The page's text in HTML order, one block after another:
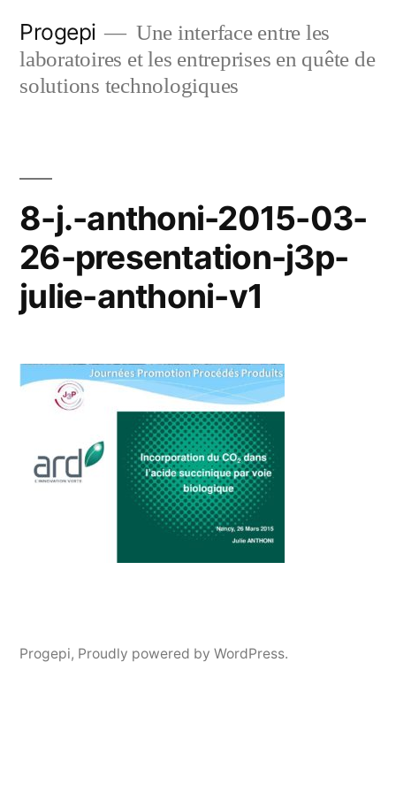
content
Progepi
Une interface entre les
laboratoires et les entreprises en quête de
solutions technologiques
8-j.-anthoni-2015-03-
26-presentation-j3p-
julie-anthoni-v1
Progepi, Proudly powered by WordPress.